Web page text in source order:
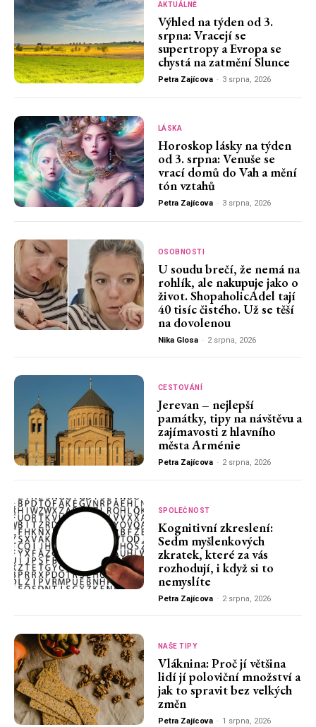
AKTUÁLNĚ
Výhled na týden od 3.
srpna: Vracejí se
supertropy a Evropa se
chystá na zatmění Slunce
Petra Zajícova - 3 srpna, 2026
LÁSKA
Horoskop lásky na týden
od 3. srpna: Venuše se
vrací domů do Vah a mění
tón vztahů
Petra Zajícova - 3 srpna, 2026
OSOBNOSTI
U soudu brečí, že nemá na
rohlík, ale nakupuje jako o
život. ShopaholicAdel tají
40 tisíc čistého. Už se těší
na dovolenou
Nika Glosa - 2 srpna, 2026
CESTOVÁNÍ
Jerevan – nejlepší
památky, tipy na návštěvu a
zajímavosti z hlavního
města Arménie
Petra Zajícova - 2 srpna, 2026
SPOLEČNOST
Kognitivní zkreslení:
Sedm myšlenkových
zkratek, které za vás
rozhodují, i když si to
nemyslíte
Petra Zajícova - 2 srpna, 2026
NAŠE TIPY
Vláknina: Proč jí většina
lidí jí poloviční množství a
jak to spravit bez velkých
změn
Petra Zajícova - 1 srpna, 2026